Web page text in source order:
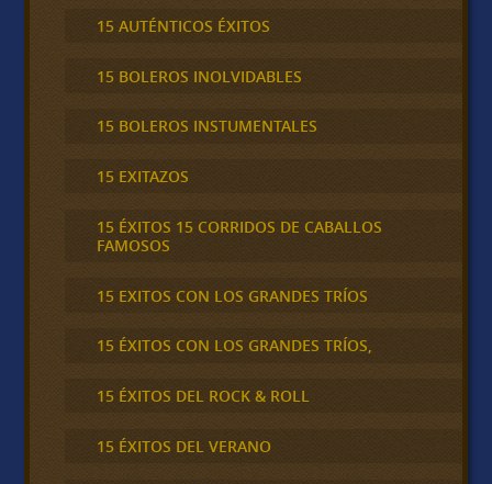
15 AUTÉNTICOS ÉXITOS
15 BOLEROS INOLVIDABLES
15 BOLEROS INSTUMENTALES
15 EXITAZOS
15 ÉXITOS 15 CORRIDOS DE CABALLOS
FAMOSOS
15 EXITOS CON LOS GRANDES TRÍOS
15 ÉXITOS CON LOS GRANDES TRÍOS,
15 ÉXITOS DEL ROCK & ROLL
15 ÉXITOS DEL VERANO